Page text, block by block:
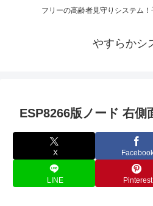
フリーの高齢者見守りシステム
やすらかシ
ESP8266版ノード 右側
X
LINE Pinterest